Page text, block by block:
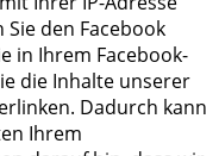
den Facebook
in Ihrem Facebook-
die Inhalte unserer
Dadurch kann
Ihrem